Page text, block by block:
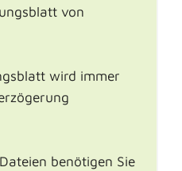
von
wird immer
benötigen Sie